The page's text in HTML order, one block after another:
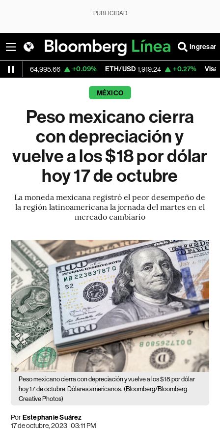
PUBLICIDAD
Ingresar
+0.09% ETH/USD 1,919.24 +0.27% Visa 362.50
MÉXICO
Peso mexicano cierra
con depreciación y
vuelve a los $18 por dólar
hoy 17 de octubre
La moneda mexicana registró el peor desempeño de
la región latinoamericana la jornada del martes en el
mercado cambiario
Peso mexicano cierra con depreciación y vuelve a los $18 por dólar
hoy 17 de octubre Dólares americanos. (Bloomberg/Bloomberg
Creative Photos)
PorEstephanie Suárez
17 de octubre, 2023 | 03:11 PM